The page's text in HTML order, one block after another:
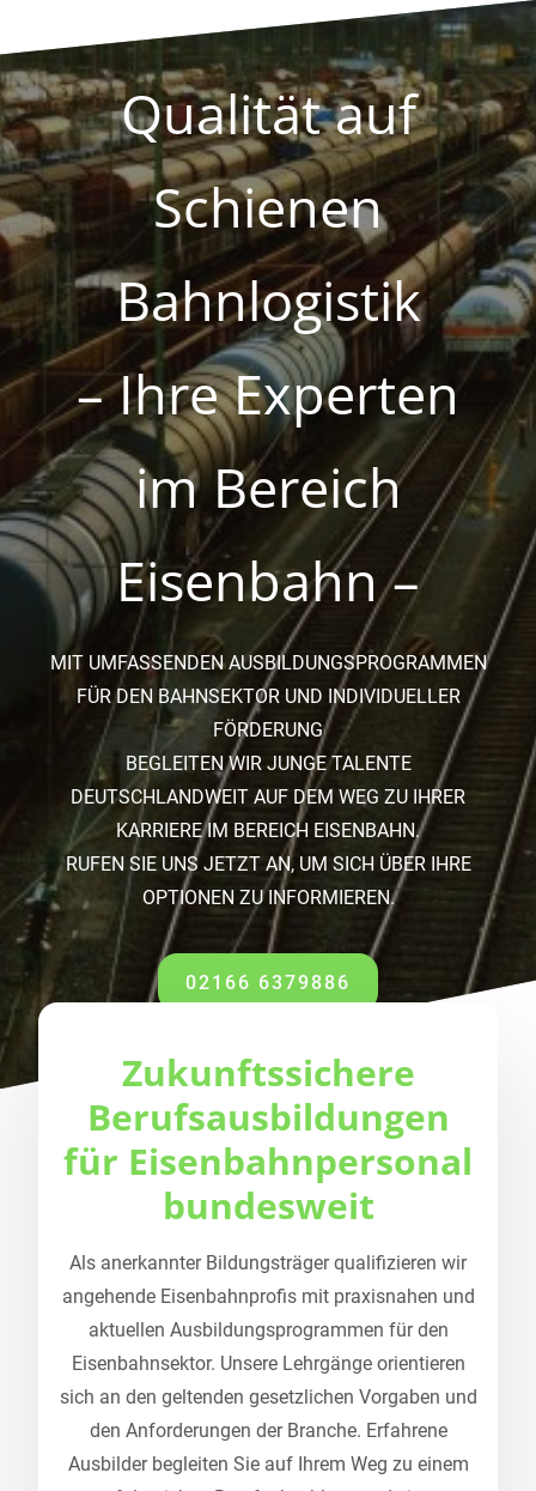
Qualität auf
Schienen
Bahnlogistik
– Ihre Experten
im Bereich
Eisenbahn –
MIT UMFASSENDEN AUSBILDUNGSPROGRAMMEN
FÜR DEN BAHNSEKTOR UND INDIVIDUELLER
FÖRDERUNG
BEGLEITEN WIR JUNGE TALENTE
DEUTSCHLANDWEIT AUF DEM WEG ZU IHRER
KARRIERE IM BEREICH EISENBAHN.
RUFEN SIE UNS JETZT AN, UM SICH ÜBER IHRE
OPTIONEN ZU INFORMIEREN.
02166 6379886
Zukunftssichere
Berufsausbildungen
für Eisenbahnpersonal
bundesweit
Als anerkannter Bildungsträger qualifizieren wir
angehende Eisenbahnprofis mit praxisnahen und
aktuellen Ausbildungsprogrammen für den
Eisenbahnsektor. Unsere Lehrgänge orientieren
sich an den geltenden gesetzlichen Vorgaben und
den Anforderungen der Branche. Erfahrene
Ausbilder begleiten Sie auf Ihrem Weg zu einem